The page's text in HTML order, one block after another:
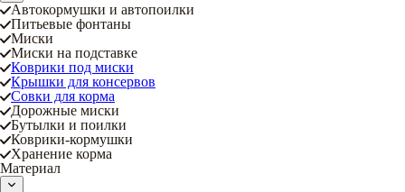
Автокормушки и автопоилки
Питьевые фонтаны
Миски
Миски на подставке
Коврики под миски
Крышки для консервов
Совки для корма
Дорожные миски
Бутылки и поилки
Коврики-кормушки
Хранение корма
Материал